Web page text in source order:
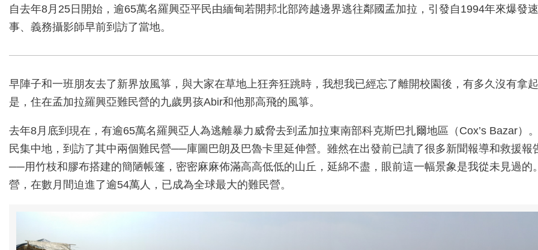
自去年8月25日開始，逾65萬名羅興亞平民由緬甸若開邦北部跨越邊界逃往鄰國孟加拉，引發自1994年來爆發
事、義務攝影師早前到訪了當地。
早陣子和一班朋友去了新界放風箏，與大家在草地上狂奔狂跳時，我想我已經忘了離開校園後，有多久沒有拿
是，住在孟加拉羅興亞難民營的九歲男孩Abir和他那高飛的風箏。
去年8月底到現在，有逾65萬名羅興亞人為逃離暴力威脅去到孟加拉東南部科克斯巴扎爾地區（Cox’s Bazar）
民集中地，到訪了其中兩個難民營──庫圖巴朗及巴魯卡里延伸營。雖然在出發前已讀了很多新聞報導和救援
──用竹枝和膠布搭建的簡陋帳篷，密密麻麻佈滿高高低低的山丘，延綿不盡，眼前這一幅景象是我從未見過
營，在數月間迫進了逾54萬人，已成為全球最大的難民營。